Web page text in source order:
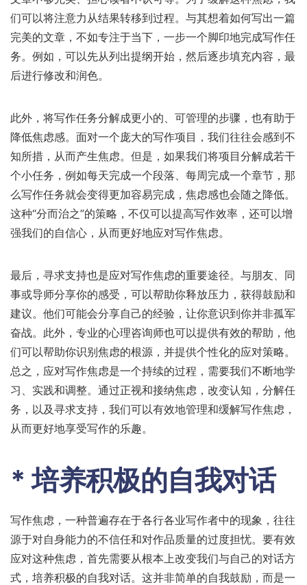
们可以将注意力从结果转移到过程。与其想着如何写出一篇
完美的文章，不如专注于当下，一步一个脚印地完成写作任
务。例如，可以先从列出提纲开始，然后逐步填充内容，最
后进行修改和润色。
此外，将写作任务分解成更小的、可管理的步骤，也有助于
降低焦虑感。面对一个庞大的写作项目，我们往往会感到不
知所措，从而产生焦虑。但是，如果我们将项目分解成若干
个小任务，例如每天完成一个段落、每周完成一个章节，那
么写作任务就会变得更加容易完成，焦虑感也会随之降低。
这种“分而治之”的策略，不仅可以提高写作效率，还可以增
强我们的自信心，从而更好地应对写作焦虑。
最后，寻求支持也是应对写作焦虑的重要途径。与朋友、同
事或导师分享你的感受，可以帮助你释放压力，获得鼓励和
建议。他们可能会分享自己的经验，让你意识到你并非孤军
奋战。此外，专业的心理咨询师也可以提供有效的帮助，他
们可以帮助你识别焦虑的根源，并提供个性化的应对策略。
总之，应对写作焦虑是一个持续的过程，需要我们不断地学
习、实践和调整。通过正视和接纳焦虑，改变认知，分解任
务，以及寻求支持，我们可以有效地管理和缓解写作焦虑，
从而更好地享受写作的乐趣。
* 培养积极的自我对话
写作焦虑，一种普遍存在于各行各业写作者中的现象，往往
源于对自身能力的不信任和对作品质量的过度担忧。要有效
应对这种焦虑，首先需要从根本上改变我们与自己的对话方
式，培养积极的自我对话。这并非简单的自我鼓励，而是一